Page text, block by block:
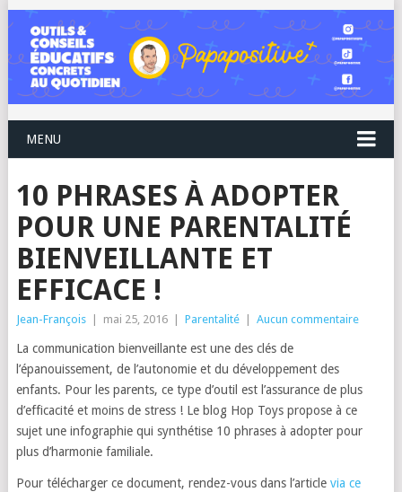
MENU
10 PHRASES À ADOPTER
POUR UNE PARENTALITÉ
BIENVEILLANTE ET
EFFICACE !
Jean-François mai 25, 2016 Parentalité Aucun commentaire
La communication bienveillante est une des clés de
l’épanouissement, de l’autonomie et du développement des
enfants. Pour les parents, ce type d’outil est l’assurance de plus
d’efficacité et moins de stress ! Le blog Hop Toys propose à ce
sujet une infographie qui synthétise 10 phrases à adopter pour
plus d’harmonie familiale.
Pour télécharger ce document, rendez-vous dans l’article via ce